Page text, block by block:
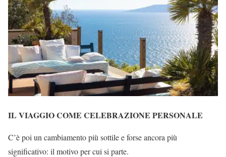
IL VIAGGIO COME CELEBRAZIONE PERSONALE
C’è poi un cambiamento più sottile e forse ancora più
significativo: il motivo per cui si parte.